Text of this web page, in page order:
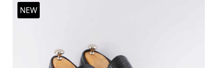
NEW